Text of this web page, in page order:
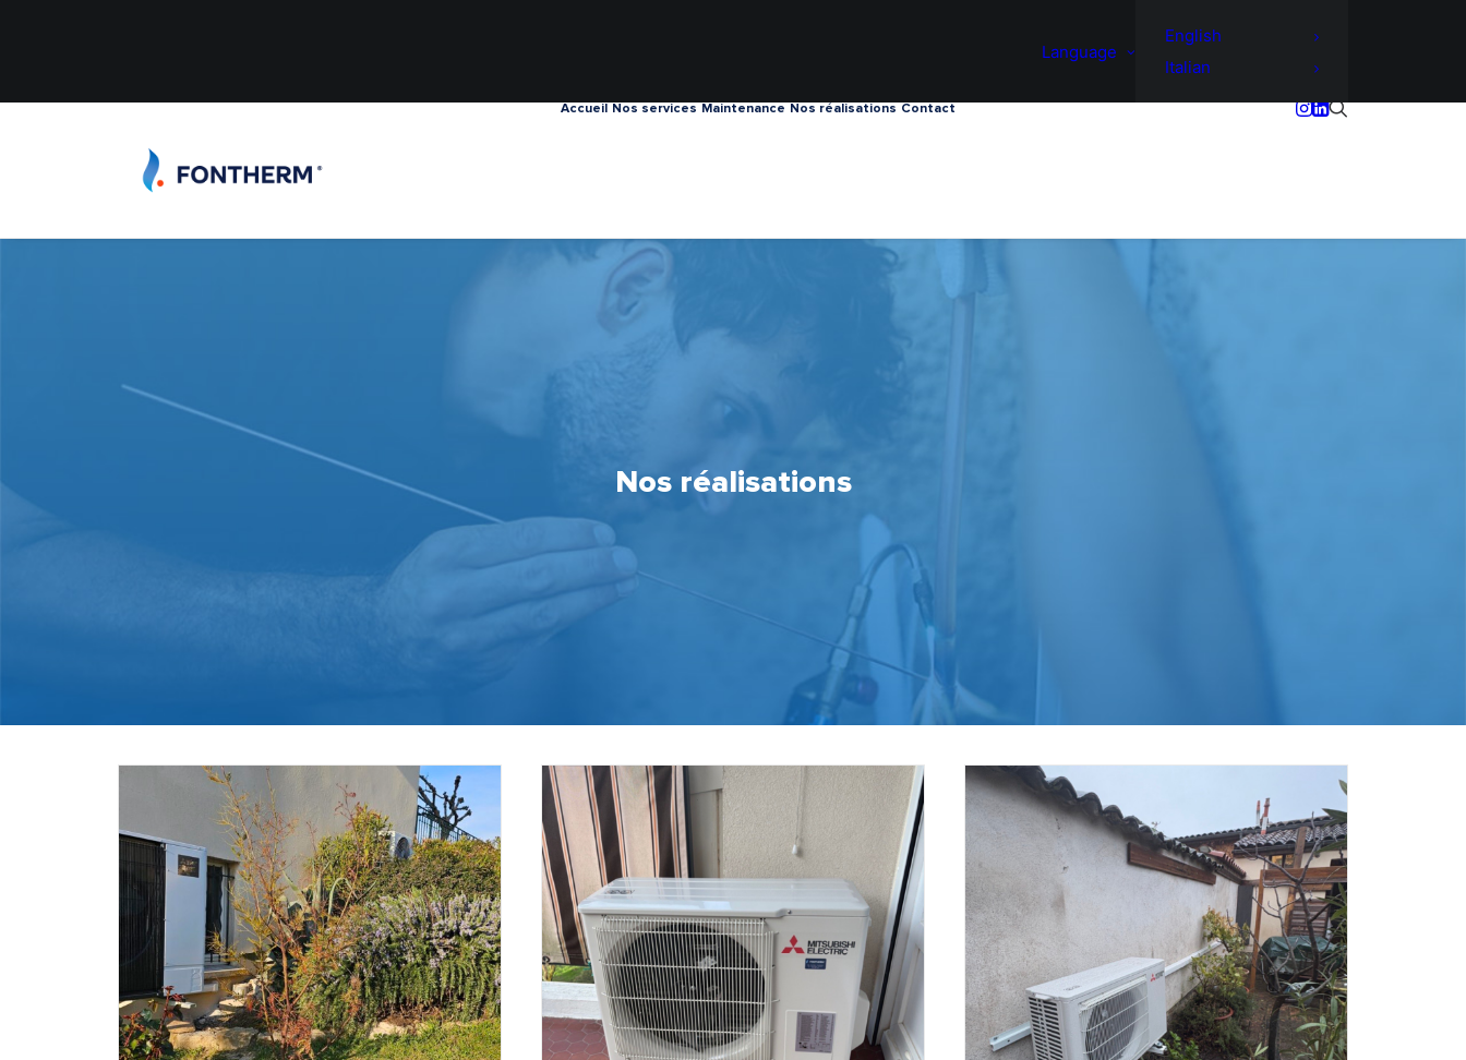
Language
English
Italian
Accueil Nos services Maintenance Nos réalisations Contact
Nos réalisations